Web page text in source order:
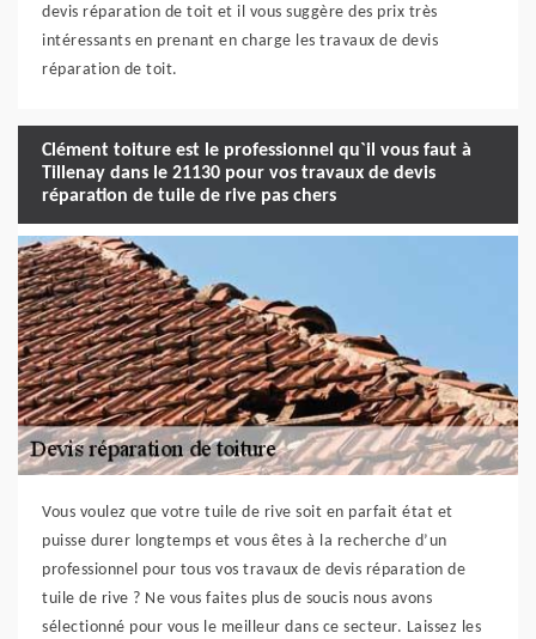
devis réparation de toit et il vous suggère des prix très
intéressants en prenant en charge les travaux de devis
réparation de toit.
Clément toiture est le professionnel qu`il vous faut à
Tillenay dans le 21130 pour vos travaux de devis
réparation de tuile de rive pas chers
Vous voulez que votre tuile de rive soit en parfait état et
puisse durer longtemps et vous êtes à la recherche d’un
professionnel pour tous vos travaux de devis réparation de
tuile de rive ? Ne vous faites plus de soucis nous avons
sélectionné pour vous le meilleur dans ce secteur. Laissez les